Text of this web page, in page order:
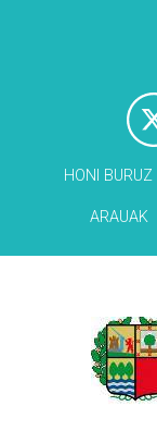
HONI BURUZ
ARAUAK